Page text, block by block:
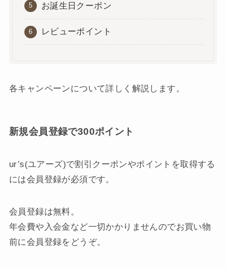
お誕生日クーポン
レビューポイント
各キャンペーンについて詳しく解説します。
新規会員登録で300ポイント
ur’s(ユアーズ)で割引クーポンやポイントを取得する
には会員登録が必須です。
会員登録は無料。
年会費や入会金など一切かかりませんのでお買い物
前に会員登録をどうぞ。